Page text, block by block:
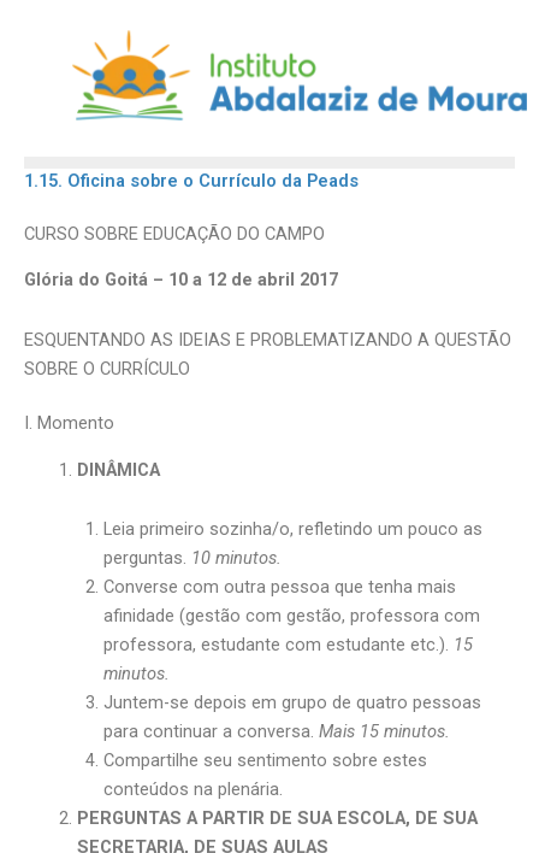
1.15. Oficina sobre o Currículo da Peads
CURSO SOBRE EDUCAÇÃO DO CAMPO
Glória do Goitá – 10 a 12 de abril 2017
ESQUENTANDO AS IDEIAS E PROBLEMATIZANDO A QUESTÃO
SOBRE O CURRÍCULO
I. Momento
DINÂMICA
Leia primeiro sozinha/o, refletindo um pouco as
perguntas. 10 minutos.
Converse com outra pessoa que tenha mais
afinidade (gestão com gestão, professora com
professora, estudante com estudante etc.). 15
minutos.
Juntem-se depois em grupo de quatro pessoas
para continuar a conversa. Mais 15 minutos.
Compartilhe seu sentimento sobre estes
conteúdos na plenária.
PERGUNTAS A PARTIR DE SUA ESCOLA, DE SUA
SECRETARIA, DE SUAS AULAS